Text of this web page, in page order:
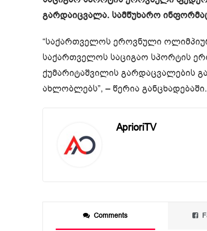
გარდაიცვალა. სამწუხარო
“საქართველოს ეროვნული
საქართველოს საციგაო სპორტის
ქუმარიტაშვილის გარდაცვალების
ახლობლებს”, – წერია განცხადებაში.
AprioriTV
Comments